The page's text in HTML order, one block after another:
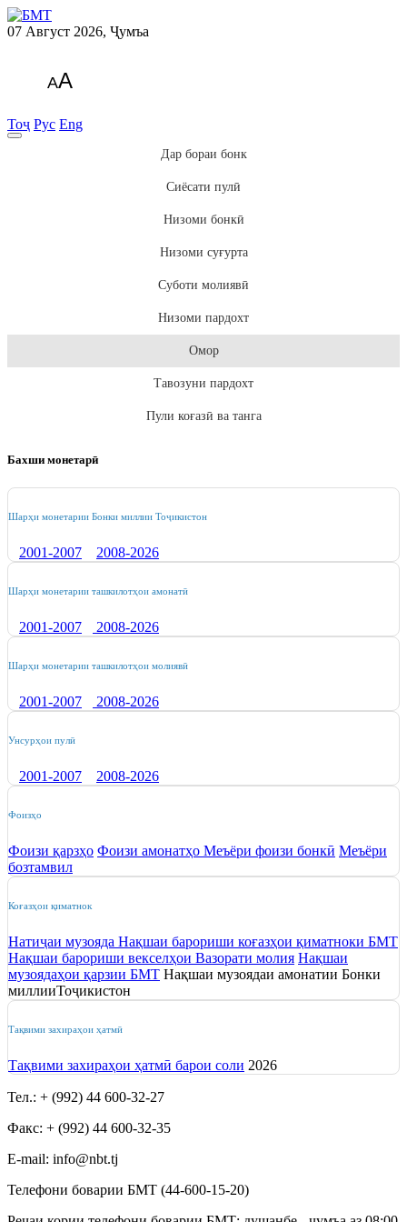
07 Август 2026, Ҷумъа
AA
Тоҷ Рус Eng
Дар бораи бонк
Сиёсати пулӣ
Низоми бонкӣ
Низоми суғурта
Суботи молиявӣ
Низоми пардохт
Омор
Тавозуни пардохт
Пули коғазӣ ва танга
Бахши монетарӣ
Шарҳи монетарии Бонки миллии Тоҷикистон
2001-2007 2008-2026
Шарҳи монетарии ташкилотҳои амонатӣ
2001-2007 2008-2026
Шарҳи монетарии ташкилотҳои молиявӣ
2001-2007 2008-2026
Унсурҳои пулӣ
2001-2007 2008-2026
Фоизҳо
Фоизи қарзҳо Фоизи амонатҳо Меъёри фоизи бонкӣ Меъёри
бозтамвил
Коғазҳои қиматнок
Натиҷаи музояда Нақшаи барориши коғазҳои қиматноки БМТ
Нақшаи барориши векселҳои Вазорати молия Нақшаи
музоядаҳои қарзии БМТ Нақшаи музоядаи амонатии Бонки
миллииТоҷикистон
Тақвими захираҳои ҳатмӣ
Тақвими захираҳои ҳатмӣ барои соли 2026
Тел.: + (992) 44 600-32-27
Факс: + (992) 44 600-32-35
Е-mail: info@nbt.tj
Телефони боварии БМТ (44-600-15-20)